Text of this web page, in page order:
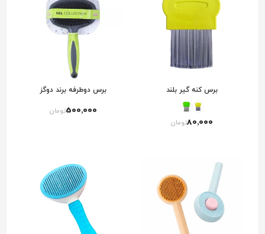
برس کنه گیر بلند
80٬000تومان
برس دوطرفه برند دوگز
500٬000تومان